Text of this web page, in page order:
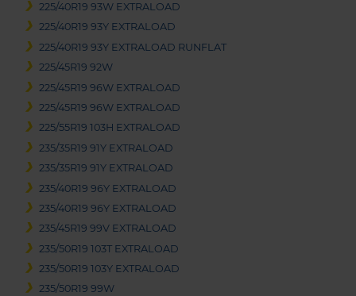
225/40R19 93W EXTRALOAD
225/40R19 93Y EXTRALOAD
225/40R19 93Y EXTRALOAD RUNFLAT
225/45R19 92W
225/45R19 96W EXTRALOAD
225/45R19 96W EXTRALOAD
225/55R19 103H EXTRALOAD
235/35R19 91Y EXTRALOAD
235/35R19 91Y EXTRALOAD
235/40R19 96Y EXTRALOAD
235/40R19 96Y EXTRALOAD
235/45R19 99V EXTRALOAD
235/50R19 103T EXTRALOAD
235/50R19 103Y EXTRALOAD
235/50R19 99W